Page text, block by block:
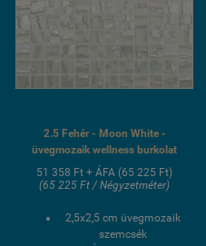
2.5 Fehér - Moon White -
üvegmozaik wellness burkolat
51 358 Ft + ÁFA (65 225 Ft)
(65 225 Ft / Négyzetméter)
2,5x2,5 cm üvegmozaik
szemcsék